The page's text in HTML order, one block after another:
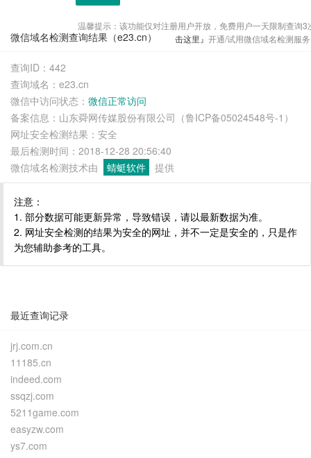
温馨提示：该功能仅对注册用户开放，免费用户一天限制查询3
击这里』 开通/试用微信域名检测服务
微信域名检测查询结果（e23.cn）
查询ID：442
查询域名：e23.cn
微信中访问状态： 微信正常访问
备案信息：山东舜网传媒股份有限公司（鲁ICP备05024548号-1）
网址安全检测结果：安全
最后检测时间：2018-12-28 20:56:40
微信域名检测技术由
蜻蜓软件 提供
注意：
1. 部分数据可能更新异常，导致错误，请以最新数据为准。
2. 网址安全检测的结果为安全的网址，并不一定是安全的，只是作
为您辅助参考的工具。
最近查询记录
jrj.com.cn
11185.cn
indeed.com
ssqzj.com
5211game.com
easyzw.com
ys7.com